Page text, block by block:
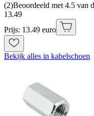
(2)Beoordeeld met 4.5 van
13.49
Prijs: 13.49 euro
Bekijk alles in kabelschoen